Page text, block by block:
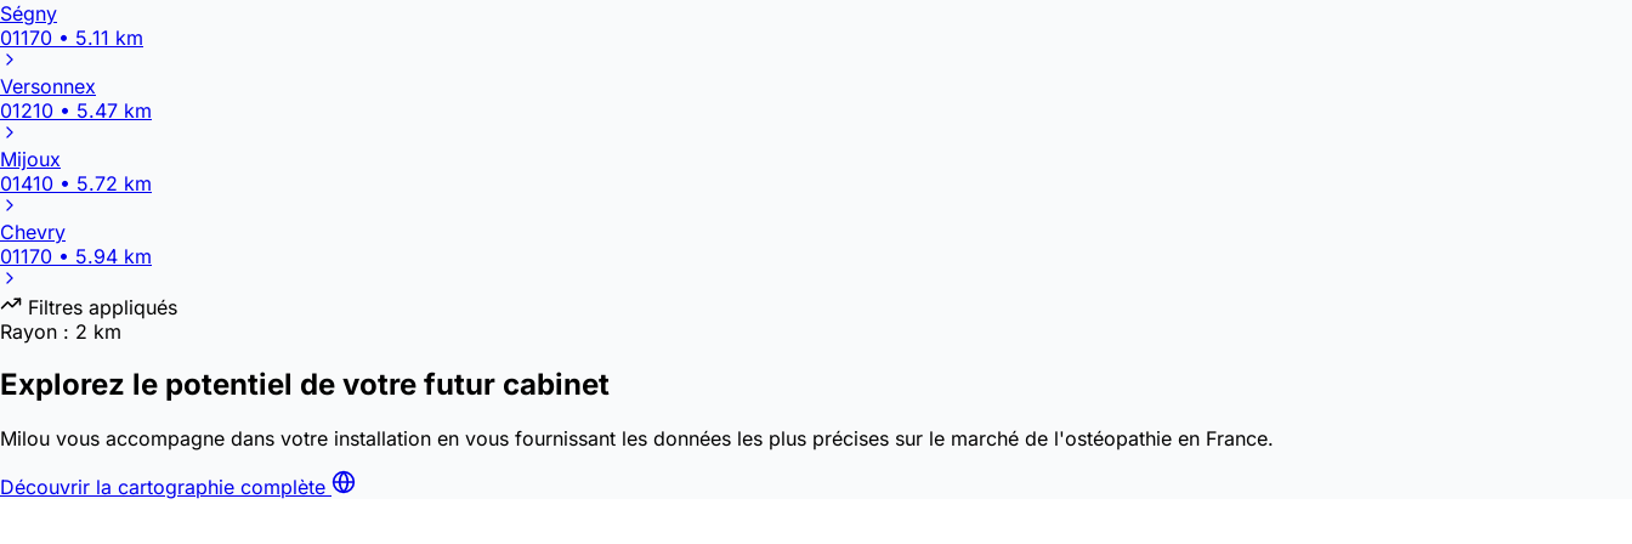
Ségny
01170 • 5.11 km
Versonnex
01210 • 5.47 km
Mijoux
01410 • 5.72 km
Chevry
01170 • 5.94 km
Filtres appliqués
Rayon : 2 km
Explorez le potentiel de votre futur cabinet
Milou vous accompagne dans votre installation en vous fournissant les données les plus précises sur le marché de l'ostéopathie en France.
Découvrir la cartographie complète